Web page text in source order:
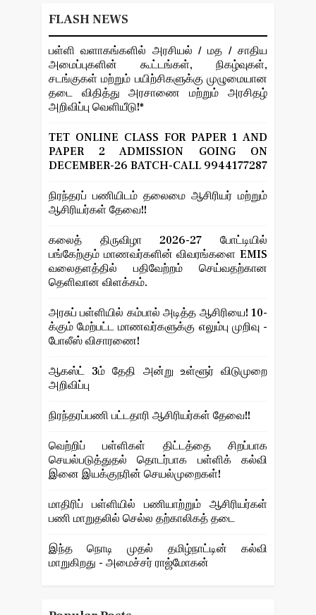
FLASH NEWS
பள்ளி வளாகங்களில் அரசியல் / மத / சாதிய
அமைப்புகளின் கூட்டங்கள், நிகழ்வுகள்,
சடங்குகள் மற்றும் பயிற்சிகளுக்கு முழுமையான
தடை விதித்து அரசாணை மற்றும் அரசிதழ்
அறிவிப்பு வெளியீடு!*
TET ONLINE CLASS FOR PAPER 1 AND
PAPER 2 ADMISSION GOING ON
DECEMBER-26 BATCH-CALL 9944177287
நிரந்தரப் பணியிடம் தலைமை ஆசிரியர் மற்றும்
ஆசிரியர்கள் தேவை!!
கலைத் திருவிழா 2026-27 போட்டியில்
பங்கேற்கும் மாணவர்களின் விவரங்களை EMIS
வலைதளத்தில் பதிவேற்றம் செய்வதற்கான
தெளிவான விளக்கம்.
அரசுப் பள்ளியில் கம்பால் அடித்த ஆசிரியை! 10-
க்கும் மேற்பட்ட மாணவர்களுக்கு எலும்பு முறிவு -
போலீஸ் விசாரணை!
ஆகஸ்ட் 3ம் தேதி அன்று உள்ளூர் விடுமுறை
அறிவிப்பு
நிரந்தரப்பணி பட்டதாரி ஆசிரியர்கள் தேவை!!
வெற்றிப் பள்ளிகள் திட்டத்தை சிறப்பாக
செயல்படுத்துதல் தொடர்பாக பள்ளிக் கல்வி
இனை இயக்குநரின் செயல்முறைகள்!
மாதிரிப் பள்ளியில் பணியாற்றும் ஆசிரியர்கள்
பணி மாறுதலில் செல்ல தற்காலிகத் தடை
இந்த நொடி முதல் தமிழ்நாட்டின் கல்வி
மாறுகிறது - அமைச்சர் ராஜ்மோகன்